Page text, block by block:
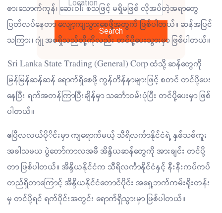
Search
စားသောက်ကုန်၊ ဆေးဝါး စသဖြင့် မရှိမဖြစ် လိုအပ်တဲ့အရာတွေ
ပြတ်လပ်နေတာ လျော့ကျသွားစေဖို့အတွက် ဖြစ်ပါတယ်။ ဆန်အပြင်
သကြား၊ ဂျုံ အစရှိသည်တို့ကိုလည်း တင်ပို့ပေးသွားမှာ ဖြစ်ပါတယ်။
Sri Lanka State Trading (General) Corp ထံသို့ ဆန်တွေကို
မြန်မြန်ဆန်ဆန် ရောက်ရှိစေဖို့ ကွန်တိန်နာများဖြင့် စတင် တင်ပို့ပေး
နေပြီး ရက်အတန်ကြာပြီးချိန်မှာ သင်္ဘောဝမ်းပုံပြီး တင်ပို့ပေးမှာ ဖြစ်
ပါတယ်။
ဧပြီလလယ်ပိုိင်းမှာ ကျရောက်မယ့် သီရိလင်္ကာနိုင်ငံရဲ့ နှစ်သစ်ကူး
အခါသမယ ပွဲတော်ကာလအမီ အိန္ဒိယဆန်တွေကို အားချင်း တင်ပို့
တာ ဖြစ်ပါတယ်။ အိန္ဒိယနိုင်ငံက သီရိလင်္ကာနိုင်ငံနှင့် နီးနီးကပ်ကပ်
တည်ရှိတာကြောင့် အိန္ဒိယနိုင်ငံတောင်ပိုင်း အရှေ့ဘက်ကမ်းရိုးတန်း
မှ တင်ပို့ရင် ရက်ပိုင်းအတွင်း ရောက်ရှိသွားမှာ ဖြစ်ပါတယ်။